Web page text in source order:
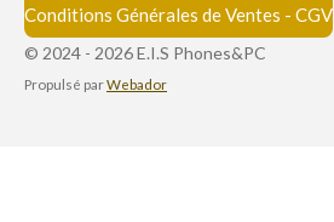
Conditions Générales de Ventes - CGV
© 2024 - 2026 E.I.S Phones&PC
Propulsé parWebador